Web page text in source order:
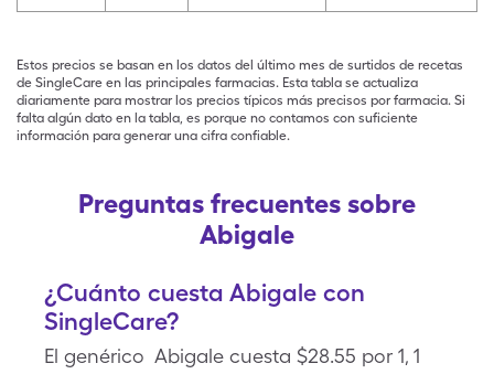
Estos precios se basan en los datos del último mes de surtidos de recetas
de SingleCare en las principales farmacias. Esta tabla se actualiza
diariamente para mostrar los precios típicos más precisos por farmacia. Si
falta algún dato en la tabla, es porque no contamos con suficiente
información para generar una cifra confiable.
Preguntas frecuentes sobre
Abigale
¿Cuánto cuesta Abigale con
SingleCare?
El genérico Abigale cuesta $28.55 por 1, 1